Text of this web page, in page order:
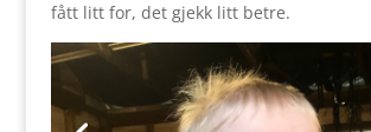
fått litt for, det gjekk litt betre.